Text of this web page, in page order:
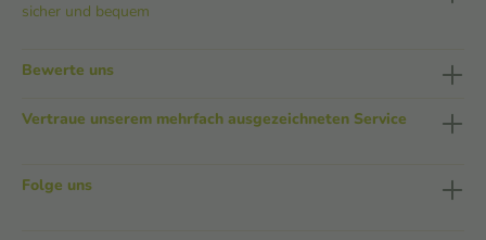
sicher und bequem
Bewerte uns
Vertraue unserem mehrfach ausgezeichneten Service
Folge uns